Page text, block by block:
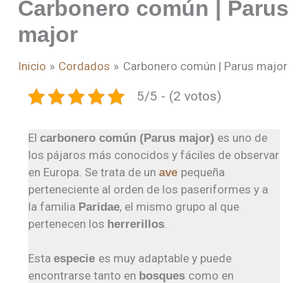
Carbonero común | Parus
major
Inicio Cordados Carbonero común | Parus major
5/5 - (2 votos)
Elcarbonero común (Parus major) es uno de
los pájaros más conocidos y fáciles de observar
en Europa. Se trata de unave pequeña
perteneciente al orden de los paseriformes y a
la familia Paridae, el mismo grupo al que
pertenecen los herrerillos
Estaespecie es muy adaptable y puede
encontrarse tanto en bosques como en